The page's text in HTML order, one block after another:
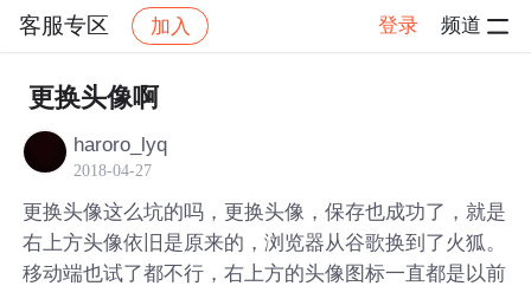
客服专区 加入 登录 频道
社区 客服专区
更换头像啊
haroro_lyq
2018-04-27
更换头像这么坑的吗，更换头像，保存也成功了，就是
右上方头像依旧是原来的，浏览器从谷歌换到了火狐。
移动端也试了都不行，右上方的头像图标一直都是以前